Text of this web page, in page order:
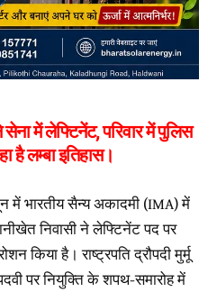
में लेफ्टिनेंट, परिवार में पुलिस
है लम्बा इतिहास।
में भारतीय सैन्य अकादमी (IMA) में
निवासी ने लेफ्टिनेंट पद पर
किया है। राष्ट्रपति द्रौपदी मुर्मू
पर नियुक्ति के शपथ-समारोह में